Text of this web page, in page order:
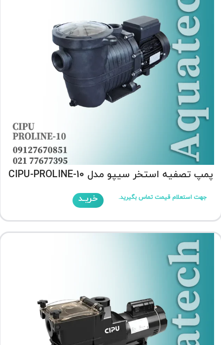
پمپ تصفیه استخر سیپو مدل CIPU-PROLINE-10
جهت استعلام قیمت تماس بگیرید. خریـد